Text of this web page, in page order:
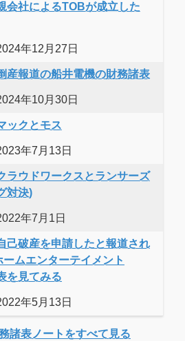
会社によるTOBが成立した
年12月27日
産報道の船井電機の財務諸表
年10月30日
ックとモス
年7月13日
ラウドワークスとランサーズ
対決)
年7月1日
己破産を申請したと報道され
ムエンターテイメント
を見てみる
年5月13日
諸表ノートをすべて見る